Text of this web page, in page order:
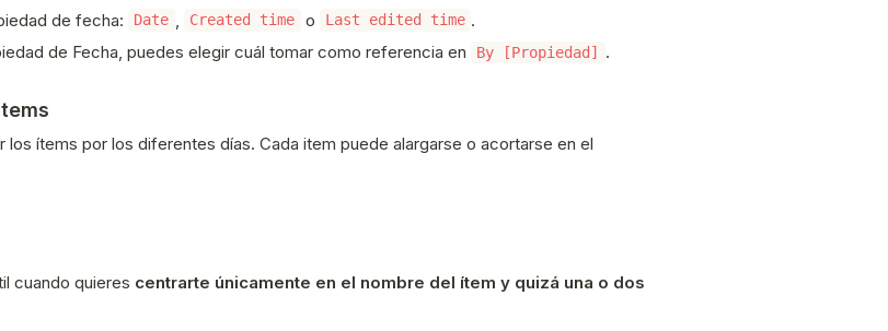
de fecha: Date Created time o Last edited time .
de Fecha, puedes elegir cuál tomar como referencia en
By [Propiedad] .
los ítems por los diferentes días. Cada item puede alargarse o acortarse en el
cuando quieres centrarte únicamente en el nombre del ítem y quizá una o dos